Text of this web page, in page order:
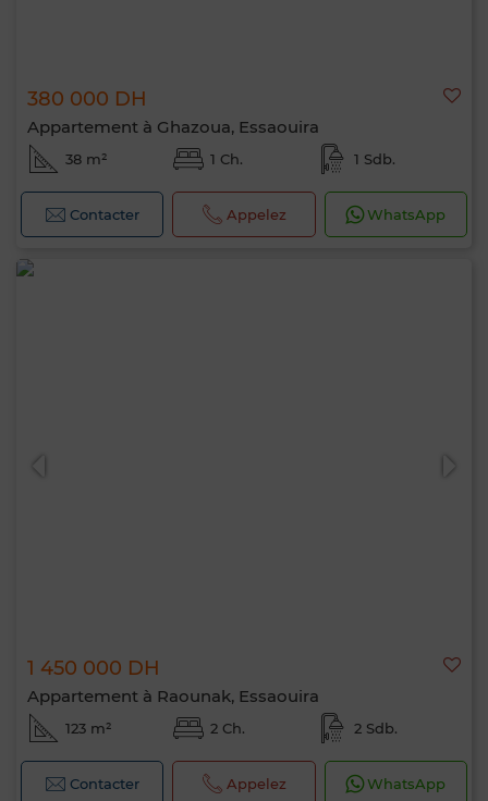
380 000 DH
Appartement à Ghazoua, Essaouira
38 m² 1 Ch. 1 Sdb.
Contacter Appelez WhatsApp
1 450 000 DH
Appartement à Raounak, Essaouira
123 m² 2 Ch. 2 Sdb.
Contacter Appelez WhatsApp